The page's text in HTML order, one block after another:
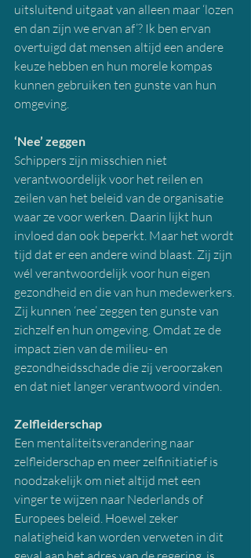
uitsluitend uitgaat van alleen maar ‘lozen
en dan zijn we ervan af’? Ik ben ervan
overtuigd dat mensen altijd een andere
keuze hebben en hun morele kompas
kunnen gebruiken ten gunste van hun
omgeving.
‘Nee’ zeggen
Schippers zijn misschien niet
verantwoordelijk voor het reilen en
zeilen van het beleid van de organisatie
waar ze voor werken. Daarin lijkt hun
invloed dan ook beperkt. Maar het wordt
tijd dat er een andere wind blaast. Zij zijn
wél verantwoordelijk voor hun eigen
gezondheid en die van hun medewerkers.
Zij kunnen ‘nee’ zeggen ten gunste van
zichzelf en hun omgeving. Omdat ze de
impact zien van de milieu- en
gezondheidsschade die zij veroorzaken
en dat niet langer verantwoord vinden.
Zelfleiderschap
Een mentaliteitsverandering naar
zelfleiderschap en meer zelfinitiatief is
noodzakelijk om niet altijd met een
vinger te wijzen naar Nederlands of
Europees beleid. Hoewel zeker
nalatigheid kan worden verweten in dit